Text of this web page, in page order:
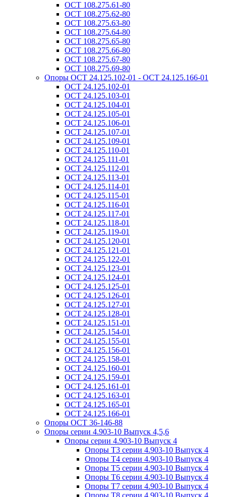
ОСТ 108.275.61-80
ОСТ 108.275.62-80
ОСТ 108.275.63-80
ОСТ 108.275.64-80
ОСТ 108.275.65-80
ОСТ 108.275.66-80
ОСТ 108.275.67-80
ОСТ 108.275.69-80
Опоры ОСТ 24.125.102-01 - ОСТ 24.125.166-01
ОСТ 24.125.102-01
ОСТ 24.125.103-01
ОСТ 24.125.104-01
ОСТ 24.125.105-01
ОСТ 24.125.106-01
ОСТ 24.125.107-01
ОСТ 24.125.109-01
ОСТ 24.125.110-01
ОСТ 24.125.111-01
ОСТ 24.125.112-01
ОСТ 24.125.113-01
ОСТ 24.125.114-01
ОСТ 24.125.115-01
ОСТ 24.125.116-01
ОСТ 24.125.117-01
ОСТ 24.125.118-01
ОСТ 24.125.119-01
ОСТ 24.125.120-01
ОСТ 24.125.121-01
ОСТ 24.125.122-01
ОСТ 24.125.123-01
ОСТ 24.125.124-01
ОСТ 24.125.125-01
ОСТ 24.125.126-01
ОСТ 24.125.127-01
ОСТ 24.125.128-01
ОСТ 24.125.151-01
ОСТ 24.125.154-01
ОСТ 24.125.155-01
ОСТ 24.125.156-01
ОСТ 24.125.158-01
ОСТ 24.125.160-01
ОСТ 24.125.159-01
ОСТ 24.125.161-01
ОСТ 24.125.163-01
ОСТ 24.125.165-01
ОСТ 24.125.166-01
Опоры ОСТ 36-146-88
Опоры серии 4.903-10 Выпуск 4,5,6
Опоры серии 4.903-10 Выпуск 4
Опоры Т3 серии 4.903-10 Выпуск 4
Опоры Т4 серии 4.903-10 Выпуск 4
Опоры Т5 серии 4.903-10 Выпуск 4
Опоры Т6 серии 4.903-10 Выпуск 4
Опоры Т7 серии 4.903-10 Выпуск 4
Опоры Т8 серии 4.903-10 Выпуск 4